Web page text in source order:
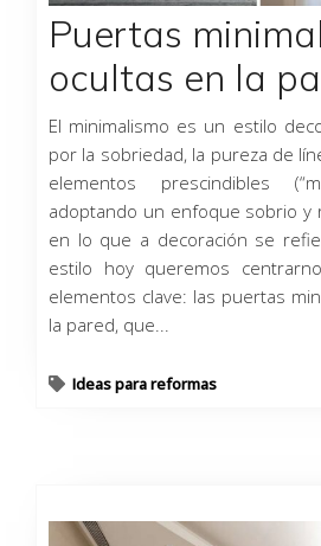
Puertas
ocultas en la
El minimalismo es un estilo
por la sobriedad, la pureza de
elementos prescindibles
adoptando un enfoque sobrio y
en lo que a decoración se
estilo hoy queremos
elementos clave: las puertas
la pared, que...
Ideas para reformas